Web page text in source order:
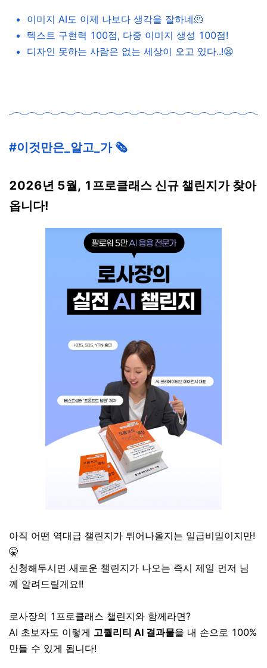
이미지 AI도 이제 나보다 생각을 잘하네🫠
텍스트 구현력 100점, 다중 이미지 생성 100점!
디자인 못하는 사람은 없는 세상이 오고 있다..!😦
#이것만은_알고_가 🗞️
2026년 5월, 1프로클래스 신규 챌린지가 찾아
옵니다!
아직 어떤 역대급 챌린지가 튀어나올지는 일급비밀이지만!
🤫
신청해두시면 새로운 챌린지가 나오는 즉시 제일 먼저 님
께 알려드릴게요!!
로사장의 1프로클래스 챌린지와 함께라면?
AI 초보자도 이렇게 고퀄리티 AI 결과물을 내 손으로 100%
만들 수 있게 됩니다!